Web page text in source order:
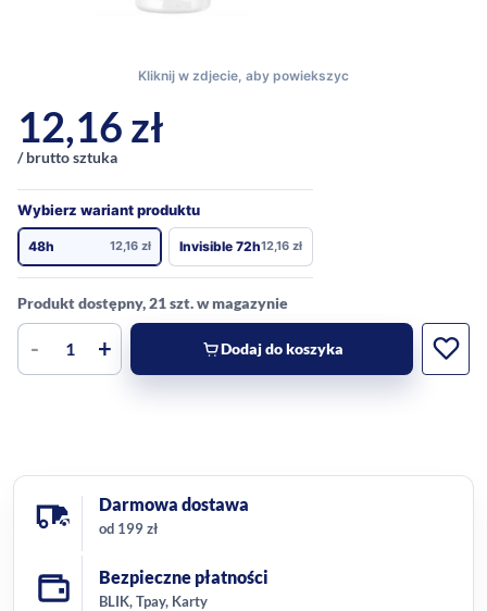
12,16zł
/ brutto sztuka
Wybierz wariant produktu
48h 12,16 zł Invisible 72h12,16 zł
Produkt dostępny, 21 szt. w magazynie
- + Dodaj do koszyka
Darmowa dostawa
od 199 zł
Bezpieczne płatności
BLIK, Tpay, Karty